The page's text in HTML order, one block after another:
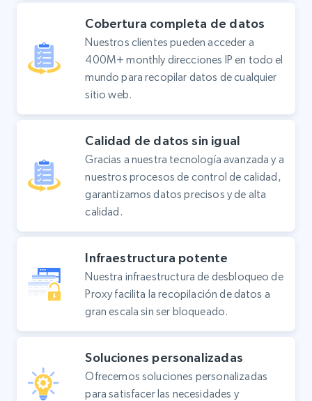
Cobertura completa de datos
Nuestros clientes pueden acceder a
400M+ monthly direcciones IP en todo el
mundo para recopilar datos de cualquier
sitio web.
Calidad de datos sin igual
Gracias a nuestra tecnología avanzada y a
nuestros procesos de control de calidad,
garantizamos datos precisos y de alta
calidad.
Infraestructura potente
Nuestra infraestructura de desbloqueo de
Proxy facilita la recopilación de datos a
gran escala sin ser bloqueado.
Soluciones personalizadas
Ofrecemos soluciones personalizadas
para satisfacer las necesidades y